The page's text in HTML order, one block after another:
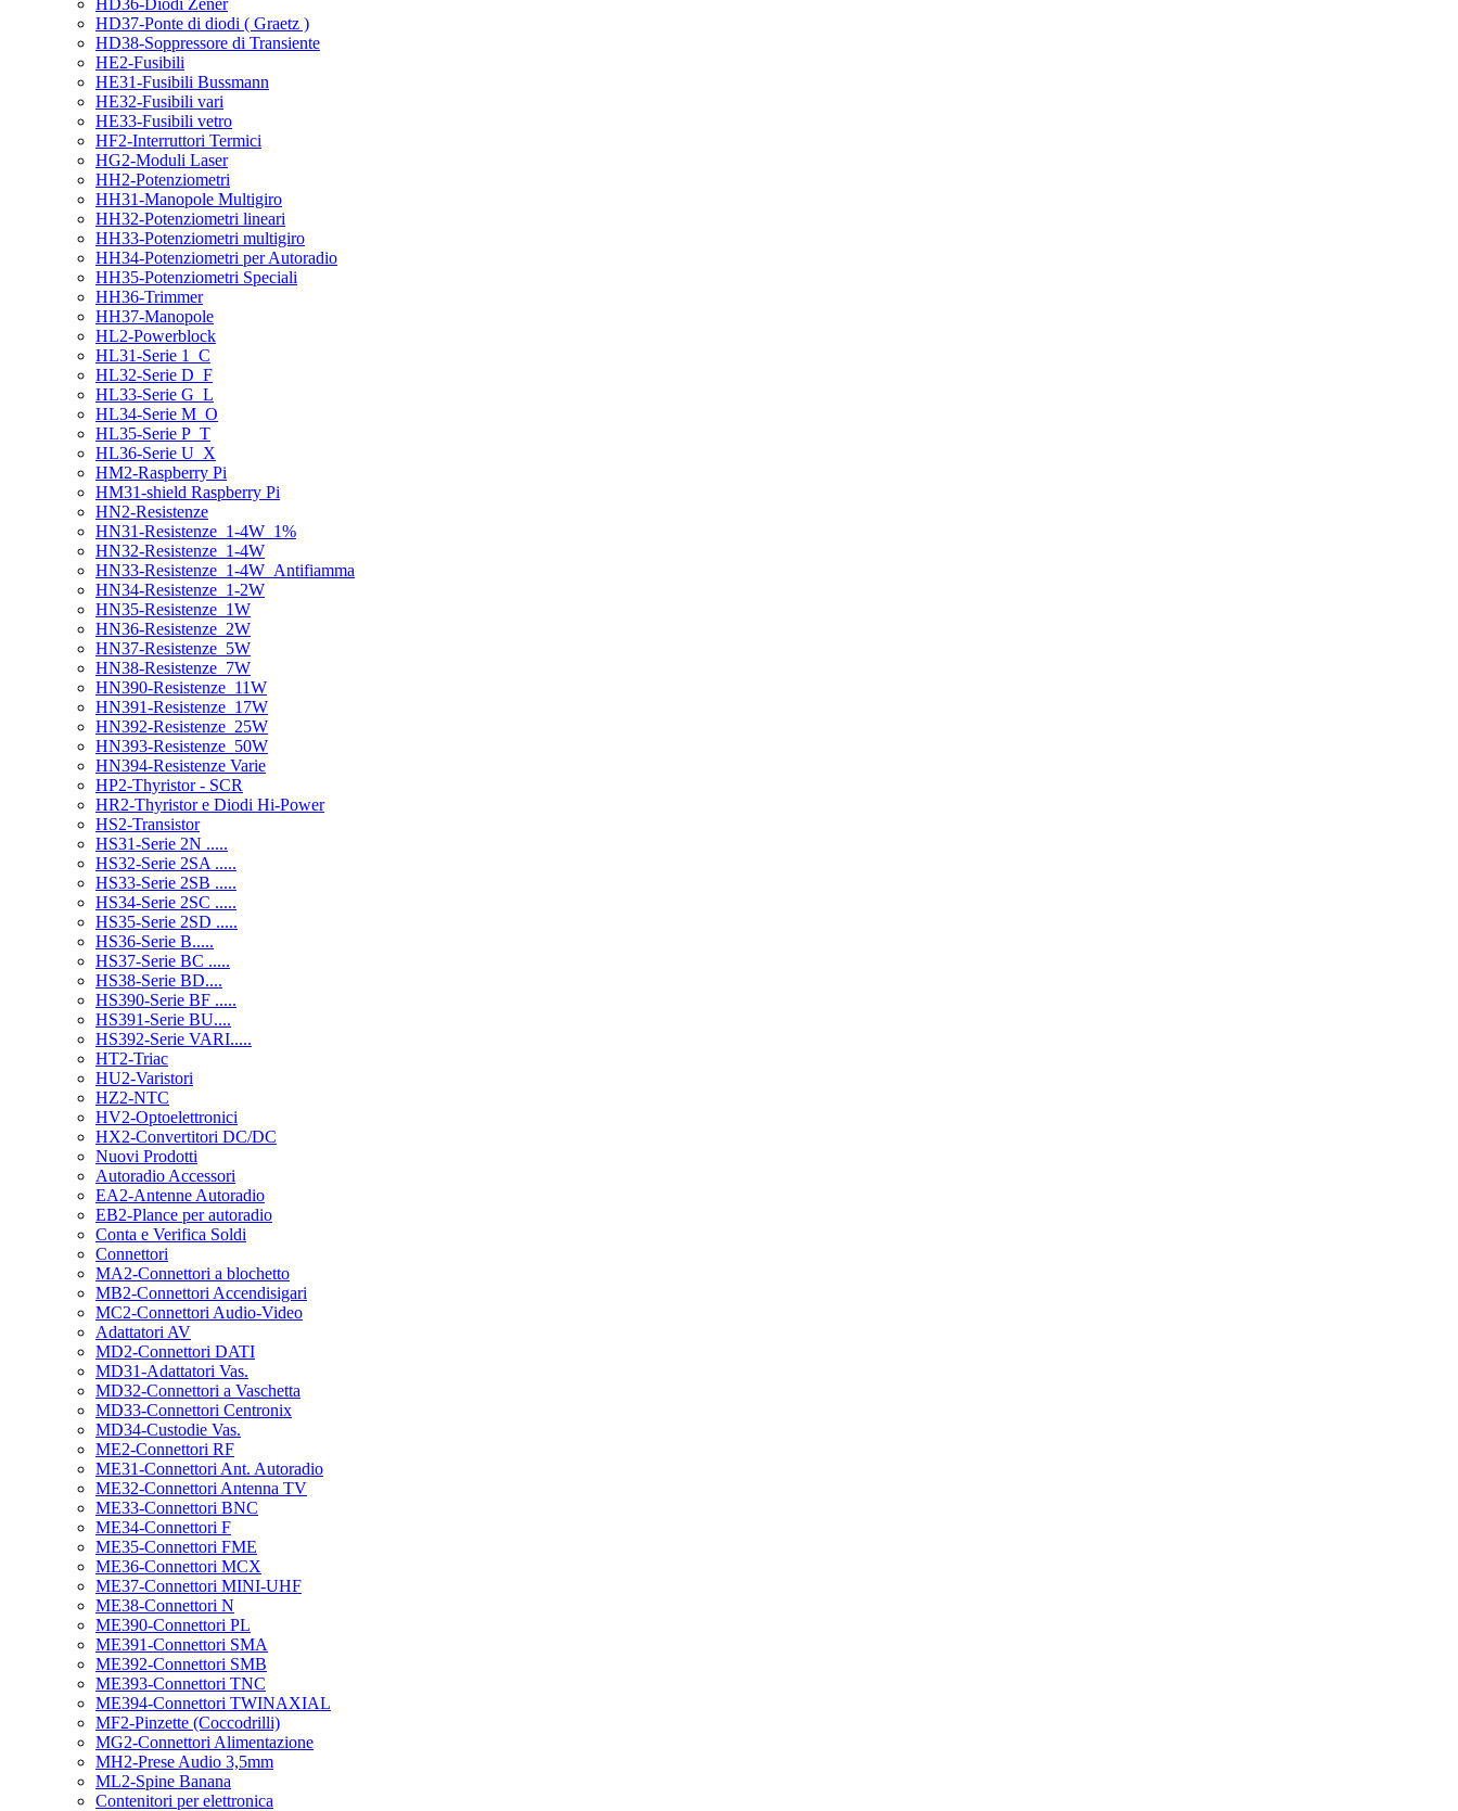
HD36-Diodi Zener
HD37-Ponte di diodi ( Graetz )
HD38-Soppressore di Transiente
HE2-Fusibili
HE31-Fusibili Bussmann
HE32-Fusibili vari
HE33-Fusibili vetro
HF2-Interruttori Termici
HG2-Moduli Laser
HH2-Potenziometri
HH31-Manopole Multigiro
HH32-Potenziometri lineari
HH33-Potenziometri multigiro
HH34-Potenziometri per Autoradio
HH35-Potenziometri Speciali
HH36-Trimmer
HH37-Manopole
HL2-Powerblock
HL31-Serie 1_C
HL32-Serie D_F
HL33-Serie G_L
HL34-Serie M_O
HL35-Serie P_T
HL36-Serie U_X
HM2-Raspberry Pi
HM31-shield Raspberry Pi
HN2-Resistenze
HN31-Resistenze_1-4W_1%
HN32-Resistenze_1-4W
HN33-Resistenze_1-4W_Antifiamma
HN34-Resistenze_1-2W
HN35-Resistenze_1W
HN36-Resistenze_2W
HN37-Resistenze_5W
HN38-Resistenze_7W
HN390-Resistenze_11W
HN391-Resistenze_17W
HN392-Resistenze_25W
HN393-Resistenze_50W
HN394-Resistenze Varie
HP2-Thyristor - SCR
HR2-Thyristor e Diodi Hi-Power
HS2-Transistor
HS31-Serie 2N .....
HS32-Serie 2SA .....
HS33-Serie 2SB .....
HS34-Serie 2SC .....
HS35-Serie 2SD .....
HS36-Serie B.....
HS37-Serie BC .....
HS38-Serie BD....
HS390-Serie BF .....
HS391-Serie BU....
HS392-Serie VARI.....
HT2-Triac
HU2-Varistori
HZ2-NTC
HV2-Optoelettronici
HX2-Convertitori DC/DC
Nuovi Prodotti
Autoradio Accessori
EA2-Antenne Autoradio
EB2-Plance per autoradio
Conta e Verifica Soldi
Connettori
MA2-Connettori a blochetto
MB2-Connettori Accendisigari
MC2-Connettori Audio-Video
Adattatori AV
MD2-Connettori DATI
MD31-Adattatori Vas.
MD32-Connettori a Vaschetta
MD33-Connettori Centronix
MD34-Custodie Vas.
ME2-Connettori RF
ME31-Connettori Ant. Autoradio
ME32-Connettori Antenna TV
ME33-Connettori BNC
ME34-Connettori F
ME35-Connettori FME
ME36-Connettori MCX
ME37-Connettori MINI-UHF
ME38-Connettori N
ME390-Connettori PL
ME391-Connettori SMA
ME392-Connettori SMB
ME393-Connettori TNC
ME394-Connettori TWINAXIAL
MF2-Pinzette (Coccodrilli)
MG2-Connettori Alimentazione
MH2-Prese Audio 3,5mm
ML2-Spine Banana
Contenitori per elettronica